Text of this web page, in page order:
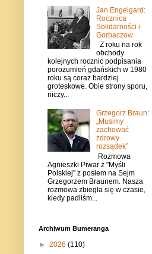
Jan Engelgard:
Rocznica
Solidarności i
Gorbaczow
Z roku na rok
obchody
kolejnych rocznic podpisania
porozumień gdańskich w 1980
roku są coraz bardziej
groteskowe. Obie strony sporu,
niczy...
Grzegorz Braun:
„Musimy
zachować
zdrowy
rozsądek”
Rozmowa
Agnieszki Piwar z "Myśli
Polskiej" z posłem na Sejm
Grzegorzem Braunem. Nasza
rozmowa zbiegła się w czasie,
kiedy padliśm...
Archiwum Bumeranga
► 2026 (110)